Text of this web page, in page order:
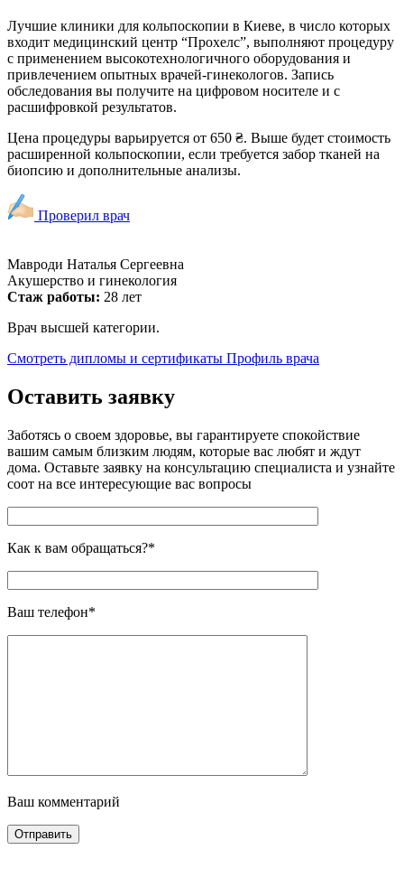
Лучшие клиники для кольпоскопии в Киеве, в число которых
входит медицинский центр “Прохелс”, выполняют процедуру
с применением высокотехнологичного оборудования и
привлечением опытных врачей-гинекологов. Запись
обследования вы получите на цифровом носителе и с
расшифровкой результатов.
Цена процедуры варьируется от 650 ₴. Выше будет стоимость
расширенной кольпоскопии, если требуется забор тканей на
биопсию и дополнительные анализы.
Проверил врач
Мавроди Наталья Сергеевна
Акушерство и гинекология
Стаж работы: 28 лет
Врач высшей категории.
Смотреть дипломы и сертификаты Профиль врача
Оставить заявку
Заботясь о своем здоровье, вы гарантируете спокойствие
вашим самым близким людям, которые вас любят и ждут
дома. Оставьте заявку на консультацию специалиста и узнайте
соот на все интересующие вас вопросы
Как к вам обращаться?*
Ваш телефон*
Ваш комментарий
Отправить